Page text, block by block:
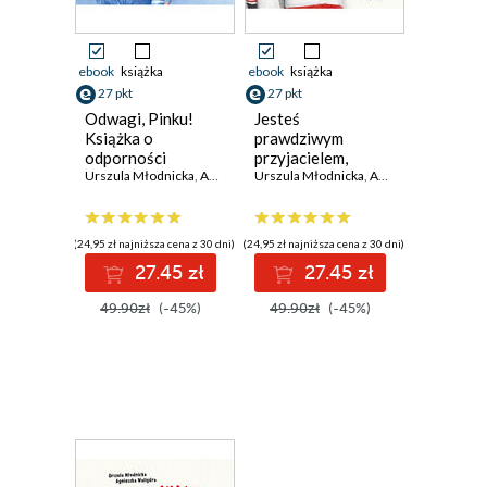
ebook książka
27 pkt
Odwagi, Pinku!
Książka o
odporności
psychicznej dla
trochę też
Urszula Młodnicka, Agnieszka Waligóra
(24,95 zł najniższa cena z 30 dni)
27.45 zł
49.90zł (-45%)
ebook książka
27 pkt
Jesteś
prawdziwym
przyjacielem,
Pinku! Książka o
rówieśnikami dla
dzieci i rodziców
trochę też
Urszula Młodnicka, Agnieszka Waligóra
(24,95 zł najniższa cena z 30 dni)
27.45 zł
49.90zł (-45%)